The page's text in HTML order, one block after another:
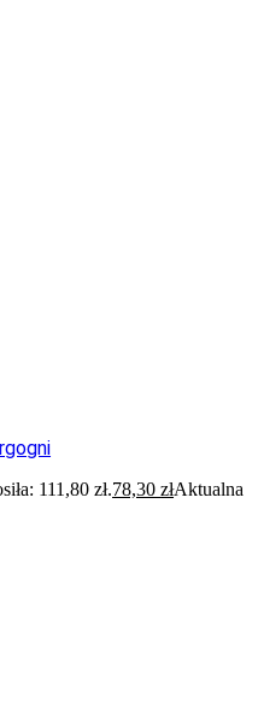
111,80 zł.78,30złAktualna